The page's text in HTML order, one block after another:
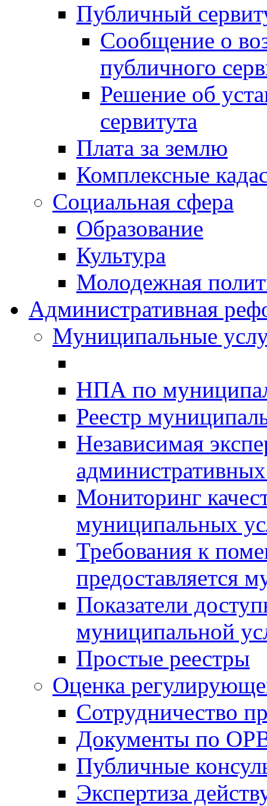
Публичный
Сообщение о
публичного
Решение об
сервитута
Плата за землю
Комплексные
Социальная сфера
Образование
Культура
Молодежная
Административная
Муниципальные
НПА по
Реестр
Независимая
Мониторинг
муниципальных
Требования к
предоставляется
Показатели
муниципальной
Простые реестры
Оценка
Сотрудничество
Документы по
Публичные
Экспертиза